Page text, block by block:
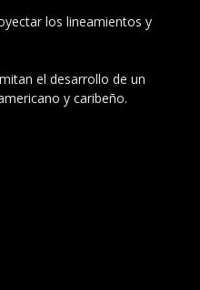
los lineamientos y
el desarrollo de un
y caribeño.